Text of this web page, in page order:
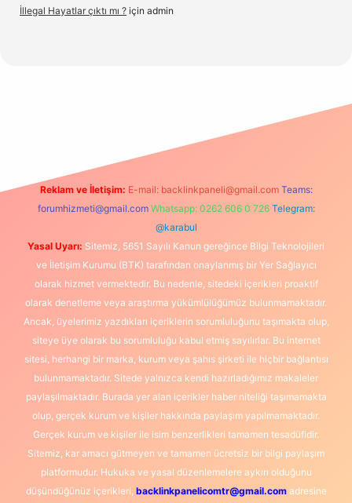
İllegal Hayatlar çıktı mı ? için admin
Reklam ve İletişim: E-mail: backlinkpaneli@gmail.com Teams:
forumhizmeti@gmail.com Whatsapp: 0262 606 0 726 Telegram:
@karabul
Yasal Uyarı: Sitemiz, 5651 Sayılı Kanun gereğince Bilgi Teknolojileri
ve İletişim Kurumu (BTK) tarafından onaylanmış bir Yer Sağlayıcı
olarak hizmet vermektedir. Bu nedenle, sitedeki içerikleri proaktif
olarak denetleme veya araştırma yükümlülüğümüz bulunmamaktadır.
Ancak, üyelerimiz yazdıkları içeriklerin sorumluluğunu taşımakta olup,
siteye üye olarak bu sorumluluğu kabul etmiş sayılırlar. Bu internet
sitesi, herhangi bir marka, kurum veya şahıs şirketi ile hiçbir bağlantısı
bulunmamaktadır. Sitede yalnızca kendi hazırladığımız makaleler
paylaşılmaktadır. Burada yer alan içerikler haber niteliği taşımamakta
olup, gerçek kurum ve kişiler hakkında paylaşım yapılmamaktadır.
Gerçek kurum ve kişiler ile isim benzerlikleri tamamen tesadüfidir.
Sitemiz, kar amacı gütmeyen ve tamamen ücretsiz bir bilgi paylaşım
platformudur. Hukuka ve yasal düzenlemelere aykırı olduğunu
düşündüğünüz içerikleri, backlinkpanelicomtr@gmail.comadresine